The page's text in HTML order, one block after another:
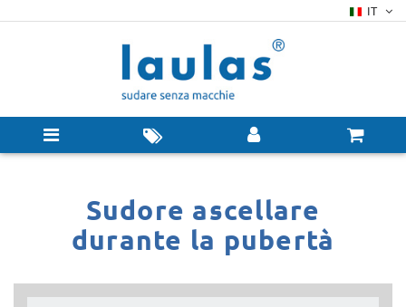
IT
Sudore ascellare
durante la pubertà